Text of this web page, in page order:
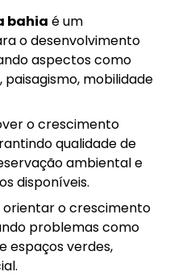
bahia é um
o desenvolvimento
aspectos como
mobilidade
o crescimento
qualidade de
ambiental e
disponíveis.
orientar o crescimento
problemas como
espaços verdes,